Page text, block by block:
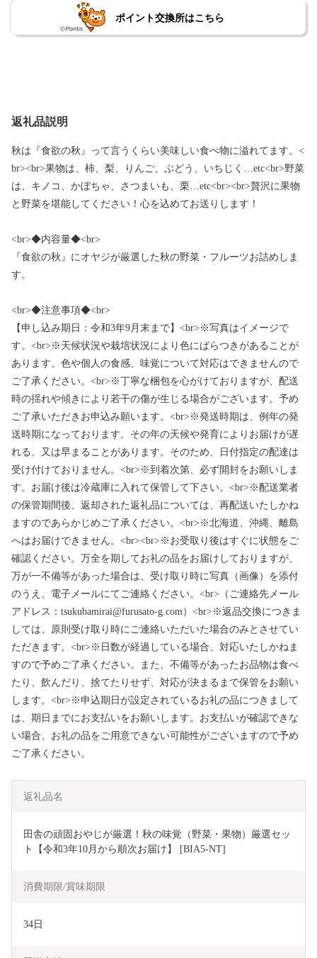
ポイント交換所はこちら
返礼品説明
秋は『食欲の秋』って言うくらい美味しい食べ物に溢れてます。<
br><br>果物は、柿、梨、りんご、ぶどう、いちじく…etc<br>野菜
は、キノコ、かぼちゃ、さつまいも、栗…etc<br><br>贅沢に果物
と野菜を堪能してください！心を込めてお送りします！
<br>◆内容量◆<br>
『食欲の秋』にオヤジが厳選した秋の野菜・フルーツお詰めしま
す。
<br>◆注意事項◆<br>
【申し込み期日：令和3年9月末まで】<br>※写真はイメージで
す。<br>※天候状況や栽培状況により色にばらつきがあることが
あります。色や個人の食感、味覚について対応はできませんので
ご了承ください。<br>※丁寧な梱包を心がけておりますが、配送
時の揺れや傾きにより若干の傷が生じる場合がございます。予め
ご了承いただきお申込み願います。<br>※発送時期は、例年の発
送時期になっております。その年の天候や発育によりお届けが遅
れる、又は早まることがあります。そのため、日付指定の配達は
受け付けておりません。<br>※到着次第、必ず開封をお願いしま
す。お届け後は冷蔵庫に入れて保管して下さい。<br>※配送業者
の保管期間後、返却された返礼品については、再配送いたしかね
ますのであらかじめご了承ください。<br>※北海道、沖縄、離島
へはお届けできません。<br><br>※お受取り後はすぐに状態をご
確認ください。万全を期してお礼の品をお届けしておりますが、
万が一不備等があった場合は、受け取り時に写真（画像）を添付
のうえ、電子メールにてご連絡ください。<br>（ご連絡先メール
アドレス：tsukubamirai@furusato-g.com）<br>※返品交換につきま
しては、原則受け取り時にご連絡いただいた場合のみとさせてい
ただきます。<br>※日数が経過している場合、対応いたしかねま
すので予めご了承ください。また、不備等があったお品物は食べ
たり、飲んだり、捨てたりせず、対応が決まるまで保管をお願い
します。<br>※申込期日が設定されているお礼の品につきまして
は、期日までにお支払いをお願いします。お支払いが確認できな
い場合、お礼の品をご用意できない可能性がございますので予め
ご了承ください。
返礼品名
田舎の頑固おやじが厳選！秋の味覚（野菜・果物）厳選セッ
ト【令和3年10月から順次お届け】 [BIA5-NT]
消費期限/賞味期限
34日